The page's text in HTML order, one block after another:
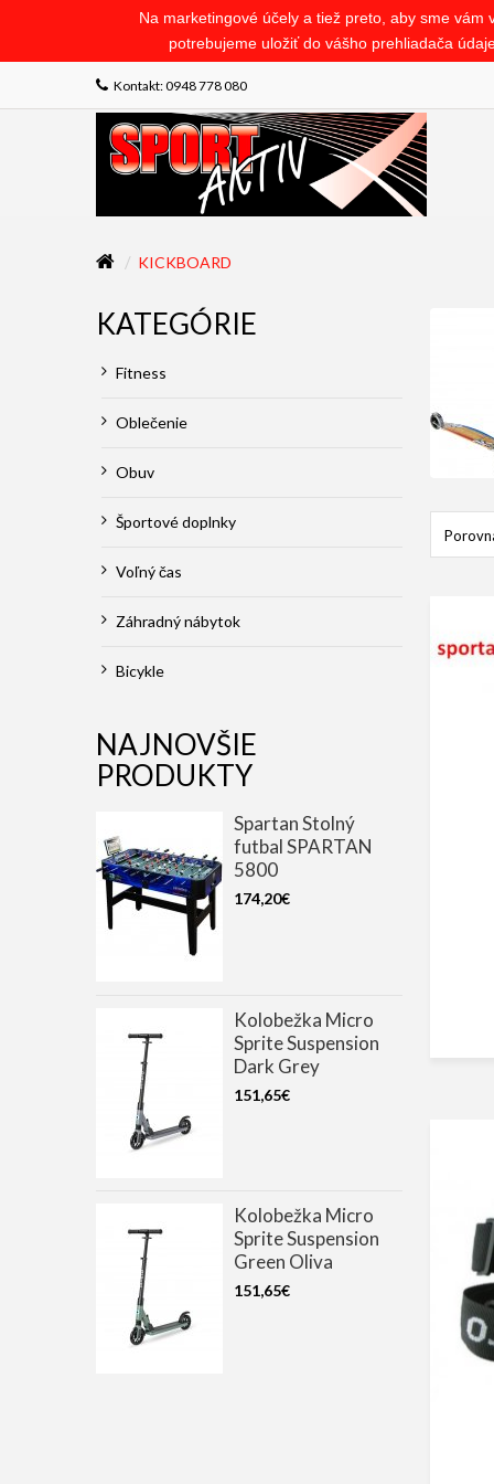
Na marketingové účely a tiež preto, aby sme
potrebujeme uložiť do vášho prehliadača
Kontakt: 0948 778 080
KICKBOARD
KATEGÓRIE
Fitness
Oblečenie
Obuv
Športové doplnky
Voľný čas
Záhradný nábytok
Bicykle
NAJNOVŠIE
PRODUKTY
Spartan Stolný
futbal SPARTAN
5800
174,20€
Kolobežka Micro
Sprite Suspension
Dark Grey
151,65€
Kolobežka Micro
Sprite Suspension
Green Oliva
151,65€